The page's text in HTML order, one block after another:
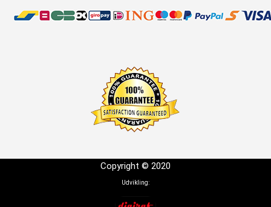
Copyright © 2020
Udvikling: